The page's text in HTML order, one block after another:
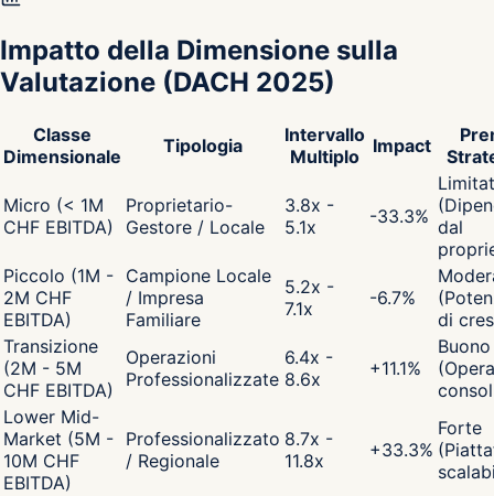
Impatto della Dimensione sulla
Valutazione (DACH 2025)
Classe
Dimensionale
Tipologia
Intervallo
Multiplo
Impact
Micro (< 1M
CHF EBITDA)
Proprietario-
Gestore / Locale
3.8x -
5.1x
-33.3% dal
Piccolo (1M -
2M CHF
EBITDA)
Campione Locale
/ Impresa
Familiare
5.2x -
7.1x
-6.7%
di
Transizione
(2M - 5M
CHF EBITDA)
Operazioni
Professionalizzate
6.4x -
8.6x
+11.1%
Buono
Lower Mid-
Market (5M -
10M CHF
EBITDA)
Professionalizzato
/ Regionale
8.7x -
11.8x
+33.3%
Forte